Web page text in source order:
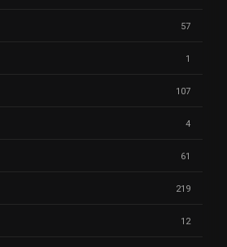
57
1
107
4
61
219
12